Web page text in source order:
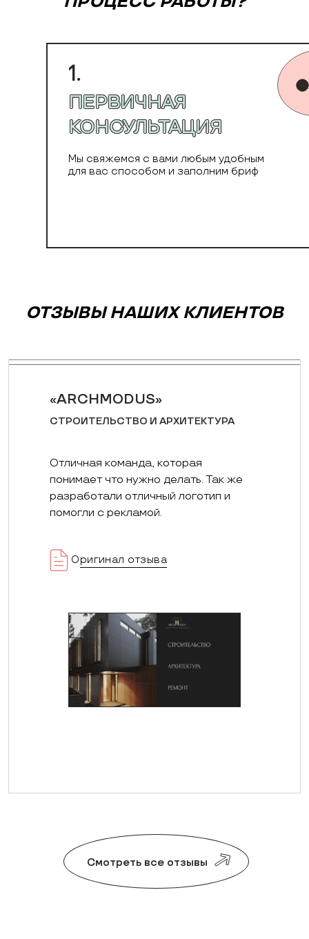
1.
ПЕРВИЧНАЯ
КОНСУЛЬТАЦИЯ
Мы свяжемся с вами любым удобным
для вас способом и заполним бриф
ОТЗЫВЫ НАШИХ КЛИЕНТОВ
«ARCHMODUS»
СТРОИТЕЛЬСТВО И АРХИТЕКТУРА
Отличная команда, которая
понимает что нужно делать. Так же
разработали отличный логотип и
помогли с рекламой.
Оригинал отзыва
Смотреть все отзывы